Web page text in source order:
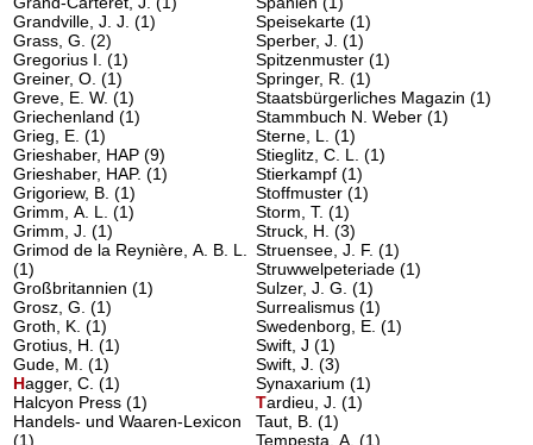
Grandville, J. J.(1)
Grass, G.(2)
Gregorius I.(1)
Greiner, O.(1)
Greve, E. W.(1)
Griechenland(1)
Grieg, E.(1)
Grieshaber, HAP(9)
Grieshaber, HAP.(1)
Grigoriew, B.(1)
Grimm, A. L.(1)
Grimm, J.(1)
Grimod de la Reynière, A. B. L.
(1)
Großbritannien(1)
Grosz, G.(1)
Groth, K.(1)
Grotius, H.(1)
Gude, M.(1)
Hagger, C.(1)
Halcyon Press(1)
Handels- und Waaren-Lexicon
(1)
Speisekarte(1)
Sperber, J.(1)
Spitzenmuster(1)
Springer, R.(1)
Staatsbürgerliches Magazin(1)
Stammbuch N. Weber(1)
Sterne, L.(1)
Stieglitz, C. L.(1)
Stierkampf(1)
Stoffmuster(1)
Storm, T.(1)
Struck, H.(3)
Struensee, J. F.(1)
Struwwelpeteriade(1)
Sulzer, J. G.(1)
Surrealismus(1)
Swedenborg, E.(1)
Swift, J(1)
Swift, J.(3)
Synaxarium(1)
Tardieu, J.(1)
Taut, B.(1)
Tempesta, A.(1)